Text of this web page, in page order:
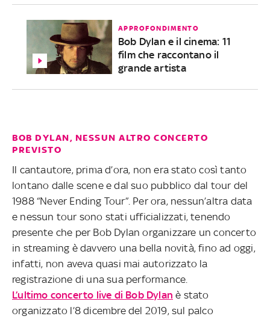
APPROFONDIMENTO
Bob Dylan e il cinema: 11
film che raccontano il
grande artista
BOB DYLAN, NESSUN ALTRO CONCERTO
PREVISTO
Il cantautore, prima d’ora, non era stato così tanto
lontano dalle scene e dal suo pubblico dal tour del
1988 “Never Ending Tour”. Per ora, nessun’altra data
e nessun tour sono stati ufficializzati, tenendo
presente che per Bob Dylan organizzare un concerto
in streaming è davvero una bella novità, fino ad oggi,
infatti, non aveva quasi mai autorizzato la
registrazione di una sua performance.
L’ultimo concerto live di Bob Dylan è stato
organizzato l’8 dicembre del 2019, sul palco